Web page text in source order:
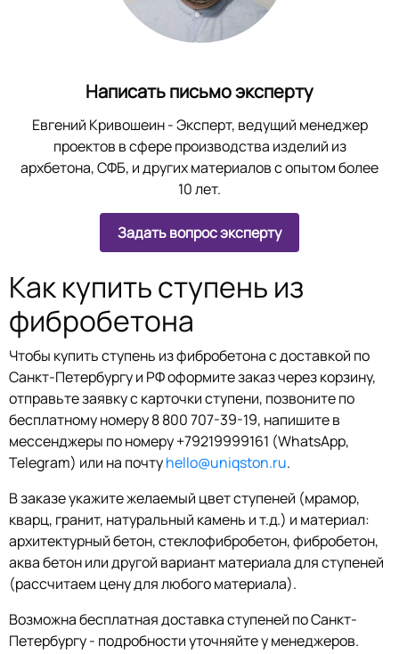
Написать письмо эксперту
Евгений Кривошеин- Эксперт, ведущий менеджер
проектов в сфере производства изделий из
архбетона, СФБ, и других материалов с опытом более
10 лет.
Задать вопрос эксперту
Как купить ступень из
фибробетона
Чтобы купить ступень из фибробетона с доcтавкой по
Санкт-Петербургу и РФ оформите заказ через корзину,
отправьте заявку с карточки ступени, позвоните по
бесплатному номеру 8 800 707-39-19, напишите в
мессенджеры по номеру +79219999161 (WhatsApp,
Telegram) или на почтуhello@uniqston.ru.
В заказе укажите желаемый цвет ступеней (мрамор,
кварц, гранит, натуральный камень и т.д.) и материал:
архитектурный бетон, стеклофибробетон, фибробетон,
аква бетон или другой вариант материала для ступеней
(рассчитаем цену для любого материала).
Возможна бесплатная доставка ступеней по Санкт-
Петербургу - подробности уточняйте у менеджеров.